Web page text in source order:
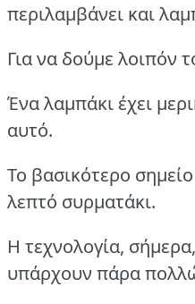
περιλαμβάνει και
Για να δούμε λοιπόν
Ένα λαμπάκι έχει
αυτό.
Το βασικότερο
λεπτό συρματάκι.
Η τεχνολογία,
υπάρχουν πάρα